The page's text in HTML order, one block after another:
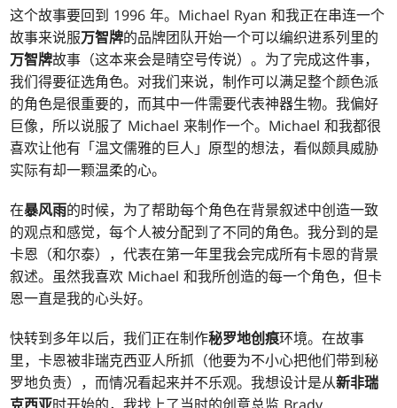
这个故事要回到 1996 年。Michael Ryan 和我正在串连一个
故事来说服万智牌的品牌团队开始一个可以编织进系列里的
万智牌故事（这本来会是晴空号传说）。为了完成这件事，
我们得要征选角色。对我们来说，制作可以满足整个颜色派
的角色是很重要的，而其中一件需要代表神器生物。我偏好
巨像，所以说服了 Michael 来制作一个。Michael 和我都很
喜欢让他有「温文儒雅的巨人」原型的想法，看似颇具威胁
实际有却一颗温柔的心。
在暴风雨的时候，为了帮助每个角色在背景叙述中创造一致
的观点和感觉，每个人被分配到了不同的角色。我分到的是
卡恩（和尔泰），代表在第一年里我会完成所有卡恩的背景
叙述。虽然我喜欢 Michael 和我所创造的每一个角色，但卡
恩一直是我的心头好。
快转到多年以后，我们正在制作秘罗地创痕环境。在故事
里，卡恩被非瑞克西亚人所抓（他要为不小心把他们带到秘
罗地负责），而情况看起来并不乐观。我想设计是从新非瑞